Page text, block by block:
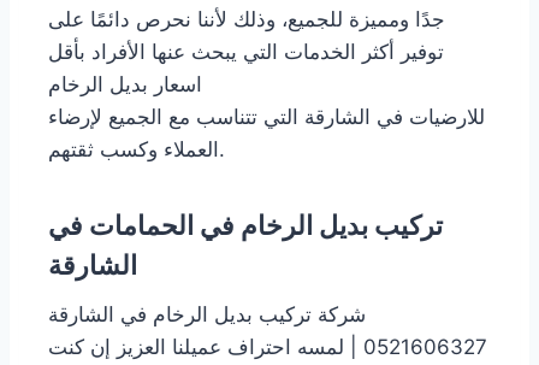
جدًا ومميزة للجميع، وذلك لأننا نحرص دائمًا على
توفير أكثر الخدمات التي يبحث عنها الأفراد بأقل
اسعار بديل الرخام
للارضيات في الشارقة التي تتناسب مع الجميع لإرضاء
العملاء وكسب ثقتهم.
تركيب بديل الرخام في الحمامات في
الشارقة
شركة تركيب بديل الرخام في الشارقة
0521606327 | لمسه احتراف عميلنا العزيز إن كنت